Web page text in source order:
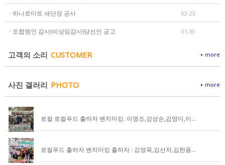
· 하나로마트 새단장 공사 02-23
· 조합원인 감사(비상임감사)당선인 공고 01-30
고객의 소리 CUSTOMER + more
사진 갤러리 PHOTO + more
로컬 로컬푸드 출하자 밴치마킹. 이명조,강성순,김영미,이정무,윤영자,공봉금,
로컬푸드 출하자 밴치마킹 출하자 : 김영욱,김선자,김한용,신상선,이수선,김용겸